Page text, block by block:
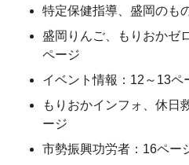
特定保健指導、盛岡のも
盛岡りんご、もりおかゼ
ページ
イベント情報：12～13ペ
もりおかインフォ、休日
ージ
市勢振興功労者：16ペー